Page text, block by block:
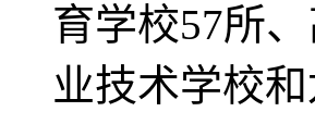
育学校57所
业技术学校